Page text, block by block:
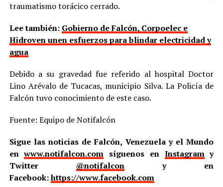
traumatismo torácico cerrado.
Lee también: Gobierno de Falcón, Corpoelec e
Hidroven unen esfuerzos para blindar electricidad y
agua
Debido a su gravedad fue referido al hospital Doctor
Lino Arévalo de Tucacas, municipio Silva. La Policía de
Falcón tuvo conocimiento de este caso.
Fuente: Equipo de Notifalcón
Sigue las noticias de Falcón, Venezuela y el Mundo
enwww.notifalcon.com síguenos en Instagramy
Twitter @notifalcony en
Facebook:https://www.facebook.com